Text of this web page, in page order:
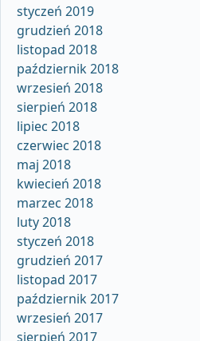
styczeń 2019
grudzień 2018
listopad 2018
październik 2018
wrzesień 2018
sierpień 2018
lipiec 2018
czerwiec 2018
maj 2018
kwiecień 2018
marzec 2018
luty 2018
styczeń 2018
grudzień 2017
listopad 2017
październik 2017
wrzesień 2017
sierpień 2017